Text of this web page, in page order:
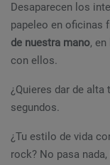
Desaparecen los
papeleo en oficinas
de nuestra mano,
con ellos.
¿Quieres dar de
segundos.
¿Tu estilo de vida
rock? No pasa